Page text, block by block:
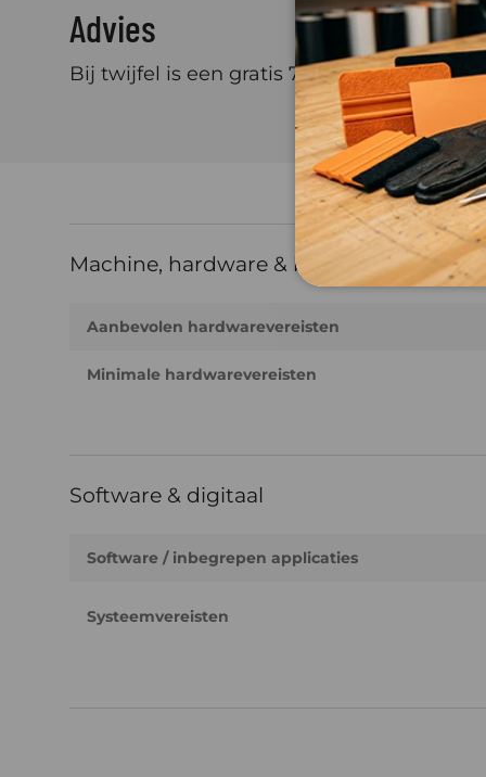
Advies
Bij twijfel is een gratis 7-daagse trial
Machine, hardware & bediening
Aanbevolen hardwarevereisten
Minimale hardwarevereisten
Software & digitaal
Software / inbegrepen applicaties
Systeemvereisten